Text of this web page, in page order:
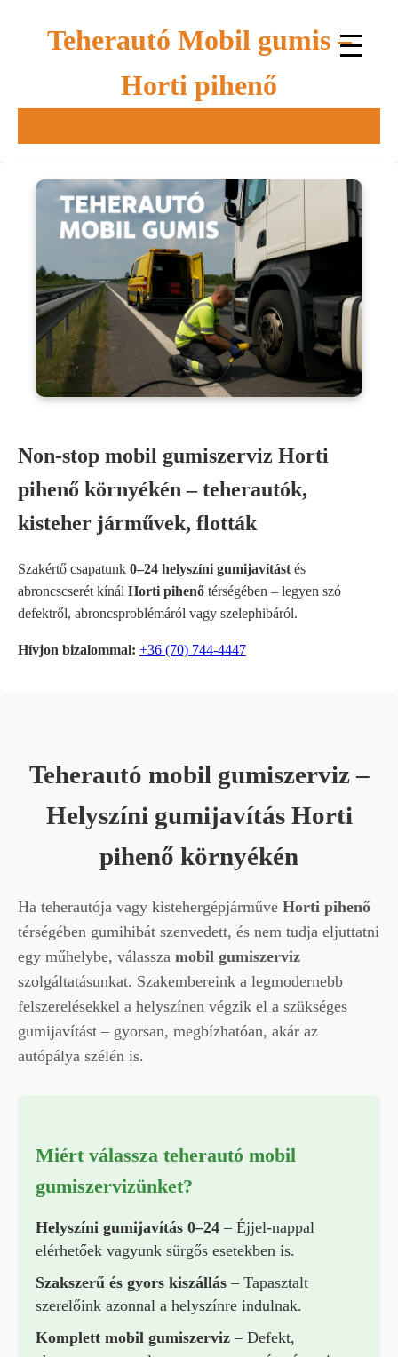
Teherautó Mobil gumis –
Horti pihenő
Non-stop mobil gumiszerviz Horti
pihenő környékén – teherautók,
kisteher járművek, flották
Szakértő csapatunk 0–24 helyszíni gumijavítást és
abroncscserét kínál Horti pihenő térségében – legyen szó
defektről, abroncsproblémáról vagy szelephibáról.
Hívjon bizalommal: +36 (70) 744-4447
Teherautó mobil gumiszerviz –
Helyszíni gumijavítás Horti
pihenő környékén
Ha teherautója vagy kistehergépjárműve Horti pihenő
térségében gumihibát szenvedett, és nem tudja eljuttatni
egy műhelybe, válassza mobil gumiszerviz
szolgáltatásunkat. Szakembereink a legmodernebb
felszerelésekkel a helyszínen végzik el a szükséges
gumijavítást – gyorsan, megbízhatóan, akár az
autópálya szélén is.
Miért válassza teherautó mobil
gumiszervizünket?
Helyszíni gumijavítás 0–24 – Éjjel-nappal
elérhetőek vagyunk sürgős esetekben is.
Szakszerű és gyors kiszállás – Tapasztalt
szerelőink azonnal a helyszínre indulnak.
Komplett mobil gumiszerviz – Defekt,